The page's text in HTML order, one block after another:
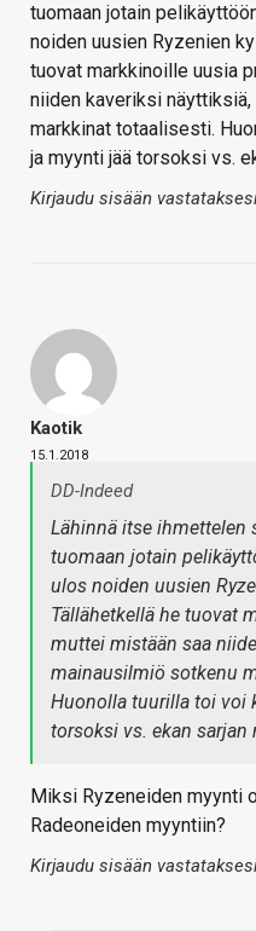
tuomaan jotain
noiden uusien Ryzenien
tuovat markkinoille uusia
niiden kaveriksi
markkinat totaalisesti.
ja myynti jää torsoksi vs.
Kirjaudu sisään
Kaotik
15.1.2018
DD-Indeed
Lähinnä itse ihmettelen
tuomaan jotain
ulos noiden uusien
Tällähetkellä he tuovat
muttei mistään saa
mainausilmiö sotkenu
Huonolla tuurilla toi voi
torsoksi vs. ekan sarjan
Miksi Ryzeneiden myynti
Radeoneiden myyntiin?
Kirjaudu sisään